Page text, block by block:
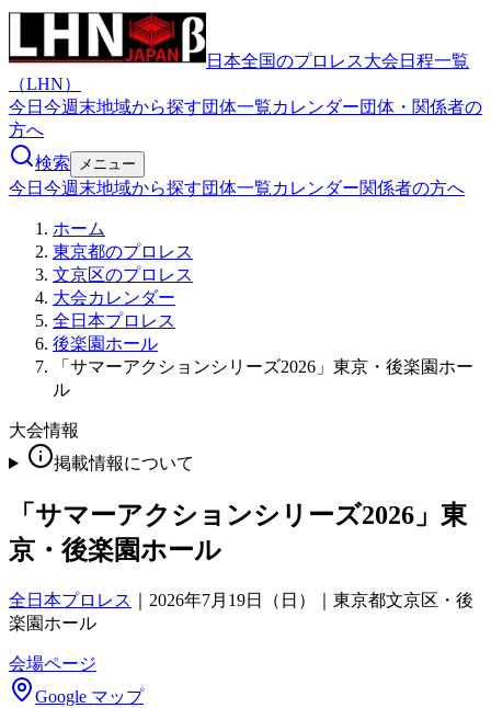
日本全国のプロレス大会日程一覧
（LHN）
今日 今週末地域から探す団体一覧カレンダー団体・関係者の
方へ
検索
メニュー
今日 今週末地域から探す団体一覧カレンダー関係者の方へ
ホーム
東京都のプロレス
文京区のプロレス
大会カレンダー
全日本プロレス
後楽園ホール
「サマーアクションシリーズ2026」東京・後楽園ホー
ル
大会情報
掲載情報について
「サマーアクションシリーズ2026」東
京・後楽園ホール
全日本プロレス
2026年7月19日（日）｜東京都文京区・後
楽園ホール
会場ページ
Google マップ